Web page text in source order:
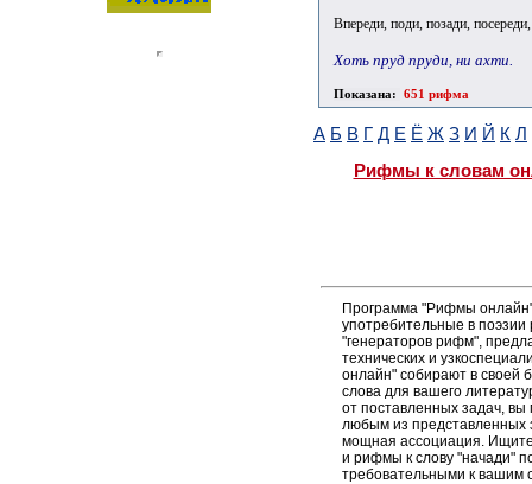
Впереди, поди, позади,
Хоть пруд пруди, ни ахти.
Показана: 651 рифма
А Б В Г Д Е Ё Ж З И Й К Л
Рифмы к словам
Программа "Рифмы
употребительные в
"генераторов рифм",
технических и
онлайн" собирают в своей
слова для вашего
от поставленных задач,
любым из
мощная ассоциация. Ищите
и рифмы к слову "начади"
требовательными к вашим